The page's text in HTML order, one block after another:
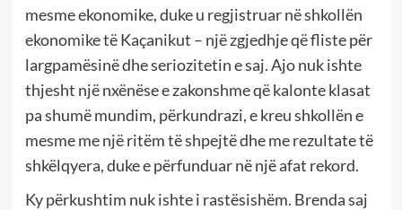
mesme ekonomike, duke u regjistruar në shkollën
ekonomike të Kaçanikut – një zgjedhje që fliste për
largpamësinë dhe seriozitetin e saj. Ajo nuk ishte
thjesht një nxënëse e zakonshme që kalonte klasat
pa shumë mundim, përkundrazi, e kreu shkollën e
mesme me një ritëm të shpejtë dhe me rezultate të
shkëlqyera, duke e përfunduar në një afat rekord.
Ky përkushtim nuk ishte i rastësishëm. Brenda saj